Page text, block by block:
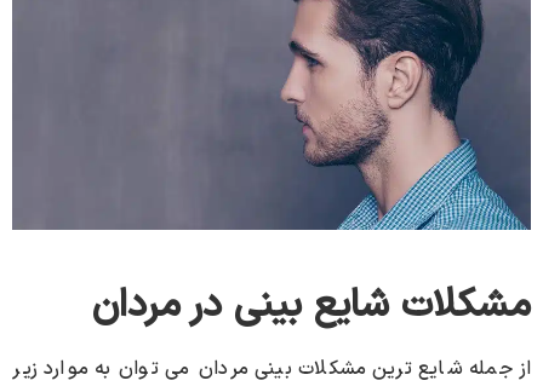
مشکلات شایع بینی در مردان
از جمله شایع ترین مشکلات بینی مردان می توان به موارد زیر